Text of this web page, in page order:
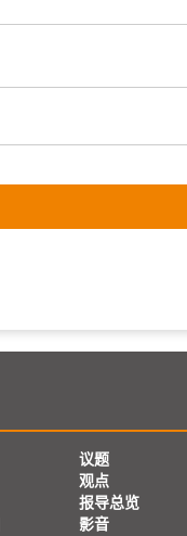
议题
观点
报导总览
影音